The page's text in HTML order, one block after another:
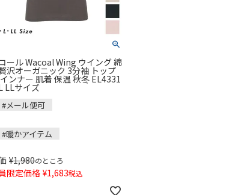
ール Wacoal Wing ウイング 綿
沢オーガニック 3分袖 トップ
ンナー 肌着 保温 秋冬 EL4331
LLサイズ
#メール便可
#暖かアイテム
¥1,980のところ
限定価格 ¥1,683税込